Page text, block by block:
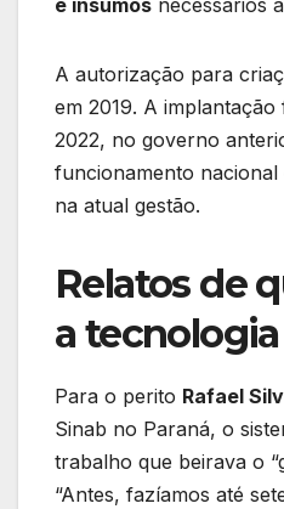
e insumos necessários
A autorização para
em 2019. A
2022, no governo
funcionamento
na atual gestão.
Relatos de
a tecnologia
Para o perito Rafael
Sinab no Paraná, o
trabalho que beirava o
“Antes, fazíamos até